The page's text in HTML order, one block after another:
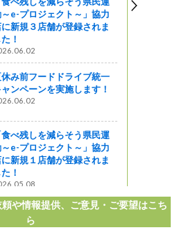
e-プロジェクト～」協力
に新規３店舗が登録されま
！
み前フードドライブ統一
ャンペーンを実施します！
食べ残しを減らそう県民運
e-プロジェクト～」協力
に新規１店舗が登録されま
！
や情報提供、ご意見・ご要望はこち
ら